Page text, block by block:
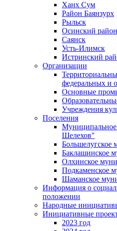
Ханх Сум
Район Баянзурх
Рыльск
Осинский район
Саянск
Усть-Илимск
Истринский
Организации
федеральных и
Основные
Учреждения
Поселения
Муниципальное
Шелехов"
Большелугское
Баклашинское
Олхинское
Подкаменское
Шаманское
Информация о
положении
Народные
Инициативные
2023 год